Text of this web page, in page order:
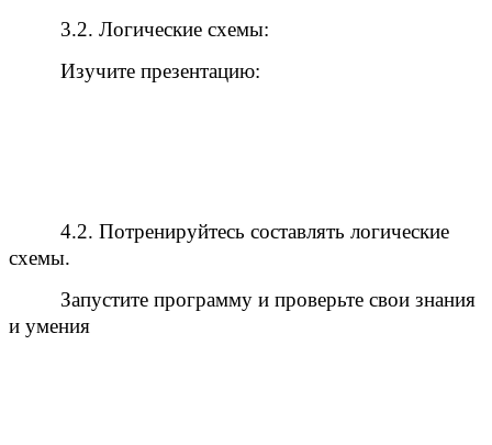
3.2. Логические схемы:
Изучите презентацию:
4.2. Потренируйтесь составлять логические
схемы.
Запустите программу и проверьте свои знания
и умения